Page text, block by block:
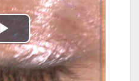
P
l